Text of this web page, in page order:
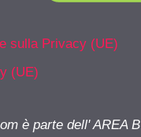
sulla Privacy (UE)
(UE)
è parte dell' AREA